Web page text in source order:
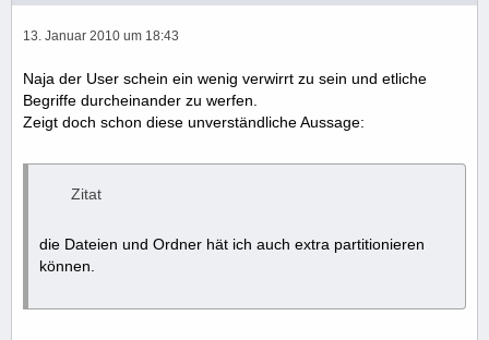
13. Januar 2010 um 18:43
Naja der User schein ein wenig verwirrt zu sein und etliche
Begriffe durcheinander zu werfen.
Zeigt doch schon diese unverständliche Aussage:
Zitat
die Dateien und Ordner hät ich auch extra partitionieren
können.